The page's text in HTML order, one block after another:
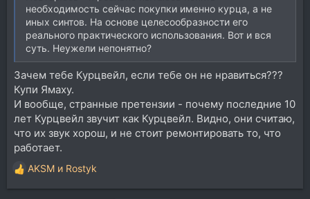
необходимость сейчас покупки именно курца, а не
иных синтов. На основе целесообразности его
реального практического использования. Вот и вся
суть. Неужели непонятно?
Зачем тебе Курцвейл, если тебе он не нравиться???
Купи Ямаху.
И вообще, странные претензии - почему последние 10
лет Курцвейл звучит как Курцвейл. Видно, они считаю,
что их звук хорош, и не стоит ремонтировать то, что
работает.
Р
е
AKSM и Rostyk